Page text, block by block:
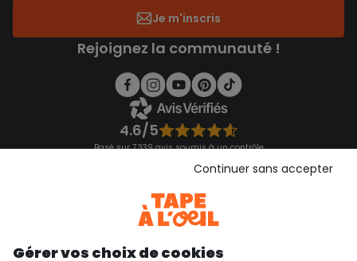
Je m'inscris
Rejoignez la communauté !
4.6/5
Basé sur 7 339 avis soumis à un contrôle
Consulter les CGU
Gérer vos choix de cookies
Continuer sans accepter